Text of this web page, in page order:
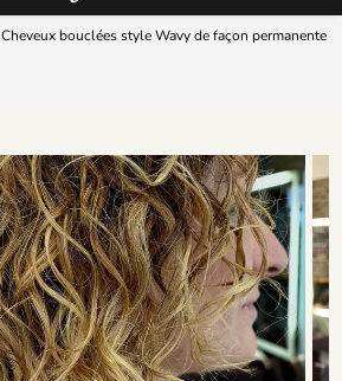
Cheveux bouclées style Wavy de façon permanente